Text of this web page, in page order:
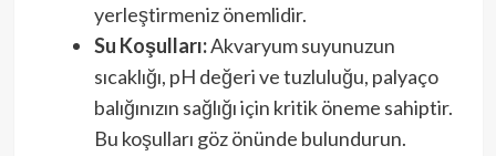
yerleştirmeniz önemlidir.
Su Koşulları:Akvaryum suyunuzun
sıcaklığı, pH değeri ve tuzluluğu, palyaço
balığınızın sağlığı için kritik öneme sahiptir.
Bu koşulları göz önünde bulundurun.